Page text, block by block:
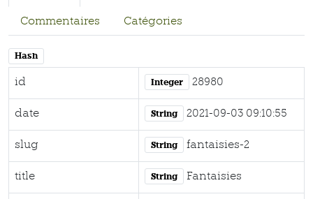
Commentaires Catégories
Hash
id Integer 28980
date String 2021-09-03 09:10:55
slug String fantaisies-2
title String Fantaisies